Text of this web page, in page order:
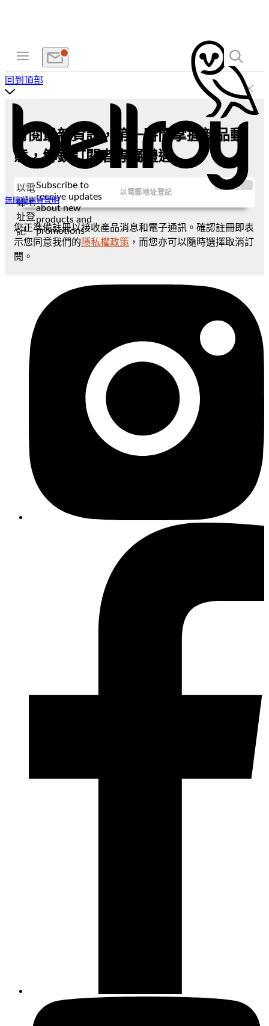
無障礙網頁聲明
回到頂部
訂閱最新資訊，第一時間掌握新品動
態，解鎖訂閱者專屬禮遇
以電
郵地
址登
記
Subscribe to
receive updates
about new
products and
promotions
提交
您正準備註冊以接收產品消息和電子通訊。確認註冊即表
示您同意我們的 隱私權政策 ，而您亦可以隨時選擇取消訂
閱。